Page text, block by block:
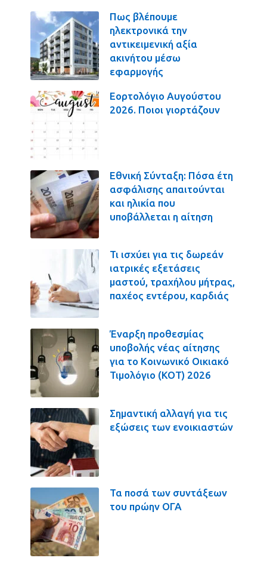
Πως βλέπουμε
ηλεκτρονικά την
αντικειμενική αξία
ακινήτου μέσω
εφαρμογής
Εορτολόγιο Αυγούστου
2026. Ποιοι γιορτάζουν
Εθνική Σύνταξη: Πόσα έτη
ασφάλισης απαιτούνται
και ηλικία που
υποβάλλεται η αίτηση
Τι ισχύει για τις δωρεάν
ιατρικές εξετάσεις
μαστού, τραχήλου μήτρας,
παχέος εντέρου, καρδιάς
Έναρξη προθεσμίας
υποβολής νέας αίτησης
για το Κοινωνικό Οικιακό
Τιμολόγιο (ΚΟΤ) 2026
Σημαντική αλλαγή για τις
εξώσεις των ενοικιαστών
Τα ποσά των συντάξεων
του πρώην ΟΓΑ